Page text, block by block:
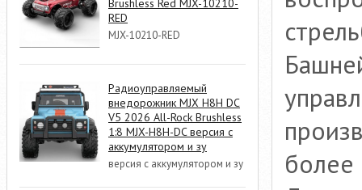
Brushless Red MJX-10210-
RED
MJX-10210-RED
Радиоуправляемый
внедорожник MJX H8H DC
V5 2026 All-Rock Brushless
1:8 MJX-H8H-DC версия с
аккумулятором и зу
версия с аккумулятором и зу
более